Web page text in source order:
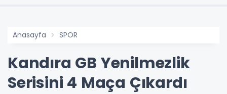
Anasayfa SPOR
Kandıra GB Yenilmezlik
Serisini 4 Maça Çıkardı